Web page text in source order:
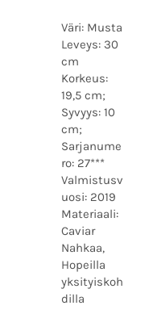
Väri: Musta
Leveys: 30
cm
Korkeus:
19,5 cm;
Syvyys: 10
cm;
Sarjanume
ro: 27***
Valmistusv
uosi: 2019
Materiaali:
Caviar
Nahkaa,
Hopeilla
yksityiskoh
dilla